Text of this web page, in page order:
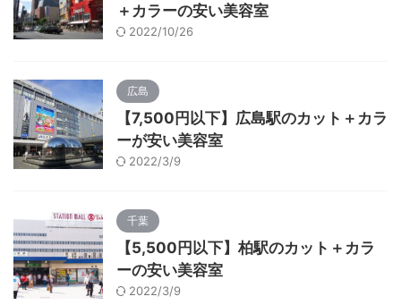
＋カラーの安い美容室
2022/10/26
広島
【7,500円以下】広島駅のカット＋カラ
ーが安い美容室
2022/3/9
千葉
【5,500円以下】柏駅のカット＋カラ
ーの安い美容室
2022/3/9